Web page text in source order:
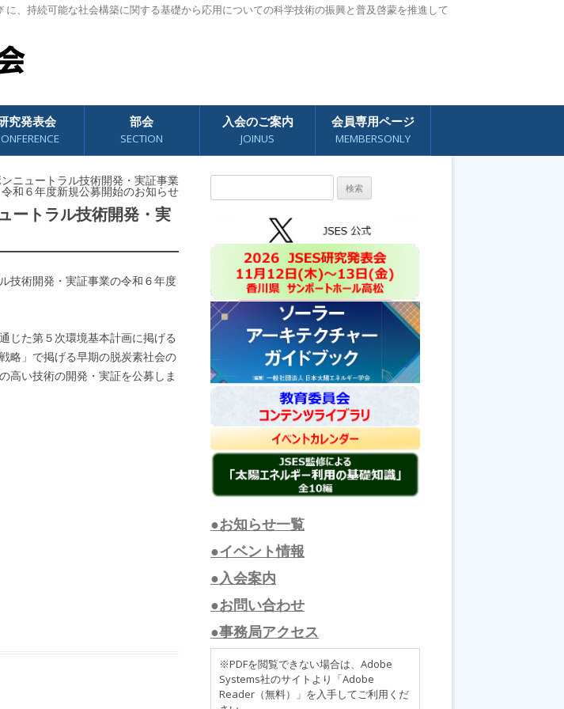
、持続可能な社会構築に関する基礎から応用についての科学技術の振興と普及啓蒙を推進して
究発表会 部会
SECTION
入会のご案内
JOINUS
会員専用ページ
MEMBERSONLY
ニュートラル技術開発・実証事業
令和６年度新規公募開始のお知らせ
ートラル技術開発・実
技術開発・実証事業の令和６年度
じた第５次環境基本計画に掲げる
略」で掲げる早期の脱炭素社会の
高い技術の開発・実証を公募しま
索:
●お知らせ一覧
●イベント情報
●入会案内
●お問い合わせ
●事務局アクセス
※PDFを閲覧できない場合は、Adobe
Systems社のサイトより「Adobe
Reader（無料）」を入手してご利用くだ